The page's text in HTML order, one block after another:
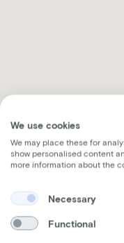
Ontvang
We use cookies
We may place these for
show personalised content
more information about the
Necessary
Functional